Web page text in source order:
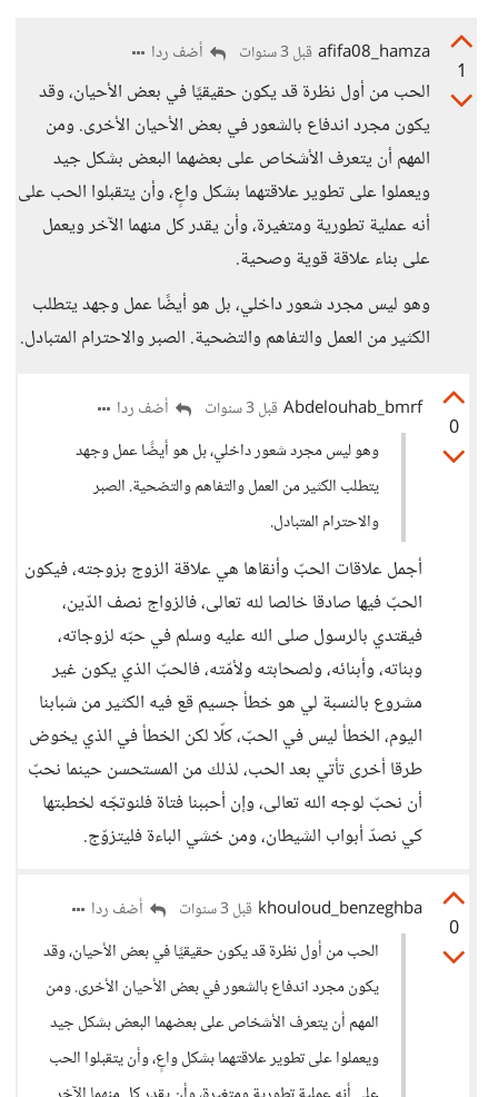
1
afifa08_hamza قبل 3 سنوات أضف ردا
الحب من أول نظرة قد يكون حقيقيًا في بعض الأحيان، وقد
يكون مجرد اندفاع بالشعور في بعض الأحيان الأخرى. ومن
المهم أن يتعرف الأشخاص على بعضهما البعض بشكل جيد
ويعملوا على تطوير علاقتهما بشكل واعٍ، وأن يتقبلوا الحب على
أنه عملية تطورية ومتغيرة، وأن يقدر كل منهما الآخر ويعمل
على بناء علاقة قوية وصحية.
وهو ليس مجرد شعور داخلي، بل هو أيضًا عمل وجهد يتطلب
الكثير من العمل والتفاهم والتضحية. الصبر والاحترام المتبادل.
0
Abdelouhab_bmrf قبل 3 سنوات
أضف ردا
وهو ليس مجرد شعور داخلي، بل هو أيضًا عمل وجهد
يتطلب الكثير من العمل والتفاهم والتضحية. الصبر
والاحترام المتبادل.
أجمل علاقات الحبّ وأنقاها هي علاقة الزوج بزوجته، فيكون
الحبّ فيها صادقا خالصا لله تعالى، فالزواج نصف الدّين،
فيقتدي بالرسول صلى الله عليه وسلم في حبّه لزوجاته،
وبناته، وأبنائه، ولصحابته ولأمّته، فالحبّ الذي يكون غير
مشروع بالنسبة لي هو خطأ جسيم قع فيه الكثير من شبابنا
اليوم، الخطأ ليس في الحبّ، كلّا لكن الخطأ في الذي يخوض
طرقا أخرى تأتي بعد الحب، لذلك من المستحسن حينما نحبّ
أن نحبّ لوجه الله تعالى، وإن أحببنا فتاة فلنوتجّه لخطبتها
كي نصدّ أبواب الشيطان، ومن خشي الباءة فليتزوّج.
0
khouloud_benzeghba قبل 3 سنوات
أضف ردا
الحب من أول نظرة قد يكون حقيقيًا في بعض الأحيان، وقد
يكون مجرد اندفاع بالشعور في بعض الأحيان الأخرى. ومن
المهم أن يتعرف الأشخاص على بعضهما البعض بشكل جيد
ويعملوا على تطوير علاقتهما بشكل واعٍ، وأن يتقبلوا الحب